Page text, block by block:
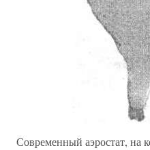
Современный аэростат, на